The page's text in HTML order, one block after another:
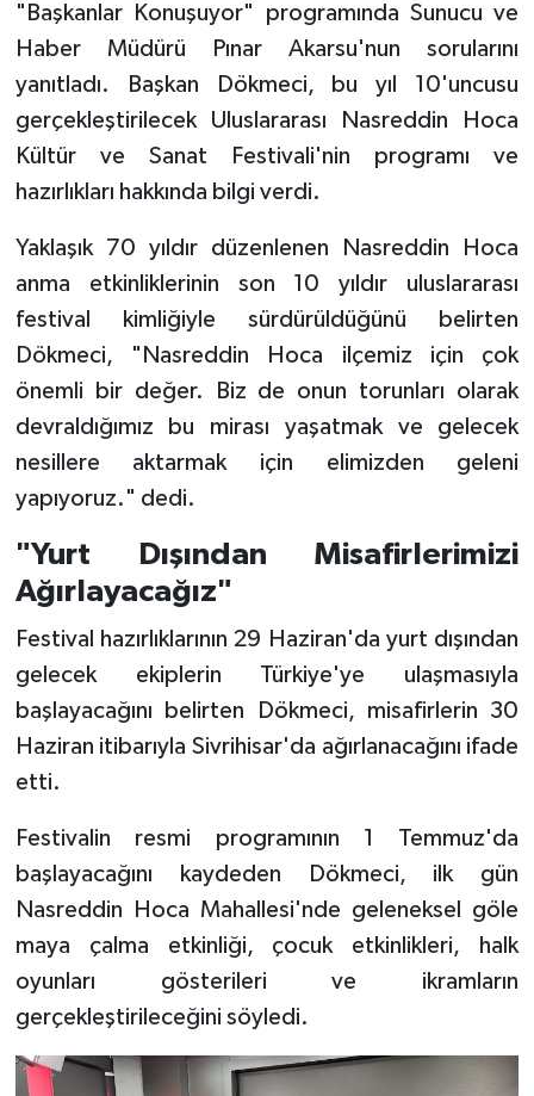
"Başkanlar Konuşuyor" programında Sunucu ve
Haber Müdürü Pınar Akarsu'nun sorularını
yanıtladı. Başkan Dökmeci, bu yıl 10'uncusu
gerçekleştirilecek Uluslararası Nasreddin Hoca
Kültür ve Sanat Festivali'nin programı ve
hazırlıkları hakkında bilgi verdi.
Yaklaşık 70 yıldır düzenlenen Nasreddin Hoca
anma etkinliklerinin son 10 yıldır uluslararası
festival kimliğiyle sürdürüldüğünü belirten
Dökmeci, "Nasreddin Hoca ilçemiz için çok
önemli bir değer. Biz de onun torunları olarak
devraldığımız bu mirası yaşatmak ve gelecek
nesillere aktarmak için elimizden geleni
yapıyoruz." dedi.
"Yurt Dışından Misafirlerimizi
Ağırlayacağız"
Festival hazırlıklarının 29 Haziran'da yurt dışından
gelecek ekiplerin Türkiye'ye ulaşmasıyla
başlayacağını belirten Dökmeci, misafirlerin 30
Haziran itibarıyla Sivrihisar'da ağırlanacağını ifade
etti.
Festivalin resmi programının 1 Temmuz'da
başlayacağını kaydeden Dökmeci, ilk gün
Nasreddin Hoca Mahallesi'nde geleneksel göle
maya çalma etkinliği, çocuk etkinlikleri, halk
oyunları gösterileri ve ikramların
gerçekleştirileceğini söyledi.